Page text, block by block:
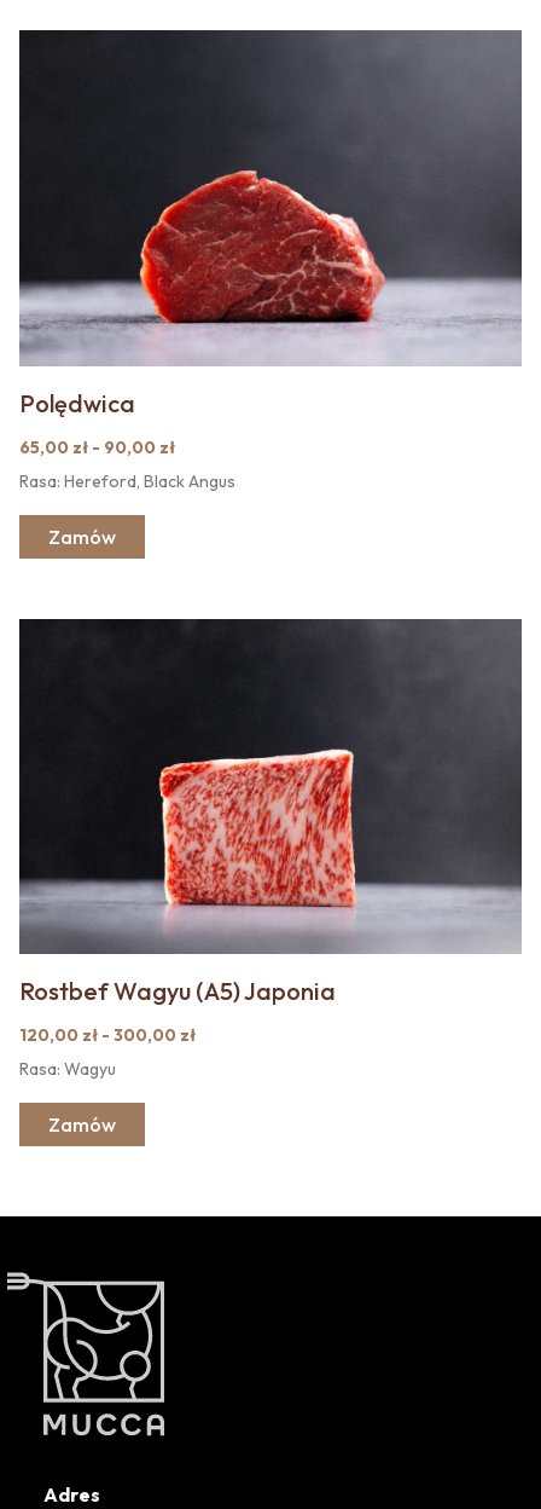
Polędwica
65,00 zł - 90,00 zł
Rasa: Hereford, Black Angus
Zamów
Rostbef Wagyu (A5) Japonia
120,00 zł - 300,00 zł
Rasa: Wagyu
Zamów
Adres